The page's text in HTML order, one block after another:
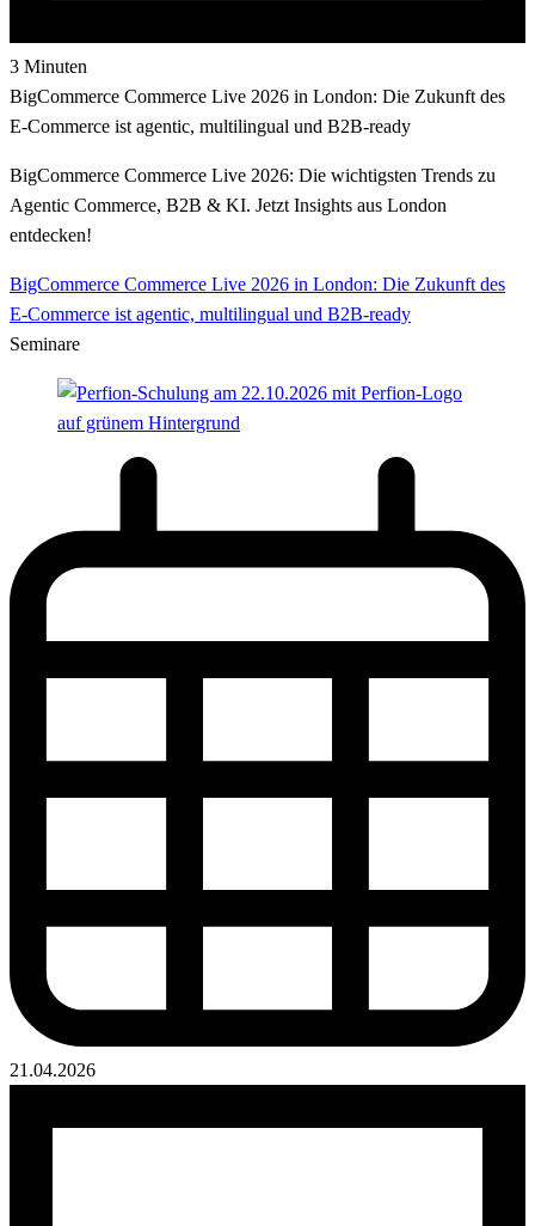
3 Minuten
BigCommerce Commerce Live 2026 in London: Die Zukunft des
E-Commerce ist agentic, multilingual und B2B-ready
BigCommerce Commerce Live 2026: Die wichtigsten Trends zu
Agentic Commerce, B2B & KI. Jetzt Insights aus London
entdecken!
BigCommerce Commerce Live 2026 in London: Die Zukunft des
E-Commerce ist agentic, multilingual und B2B-ready
Seminare
21.04.2026